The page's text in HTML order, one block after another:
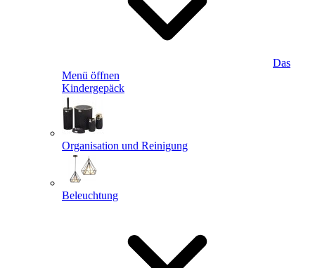
Das
Menü öffnen
Kindergepäck
Organisation und Reinigung
Beleuchtung